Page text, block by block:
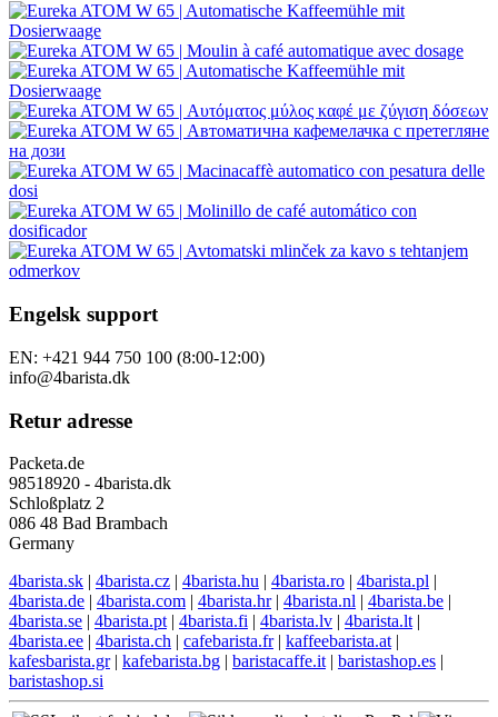
Engelsk support
EN: +421 944 750 100 (8:00-12:00)
info@4barista.dk
Retur adresse
Packeta.de
98518920 - 4barista.dk
Schloßplatz 2
086 48 Bad Brambach
Germany
4barista.sk | 4barista.cz | 4barista.hu | 4barista.ro | 4barista.pl |
4barista.de | 4barista.com | 4barista.hr| 4barista.nl | 4barista.be |
4barista.se | 4barista.pt | 4barista.fi | 4barista.lv | 4barista.lt |
4barista.ee | 4barista.ch | cafebarista.fr| kaffeebarista.at |
kafesbarista.gr| kafebarista.bg | baristacaffe.it | baristashop.es |
baristashop.si